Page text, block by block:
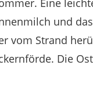
und
vom Strand
Die